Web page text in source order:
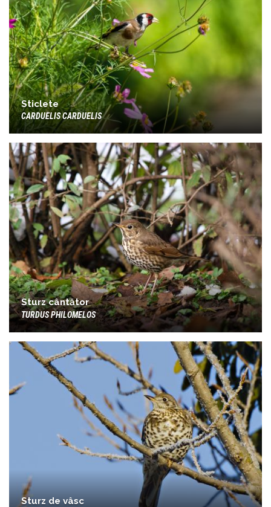
Sticlete
CARDUELIS CARDUELIS
Sturz cântător
TURDUS PHILOMELOS
Sturz de vâsc